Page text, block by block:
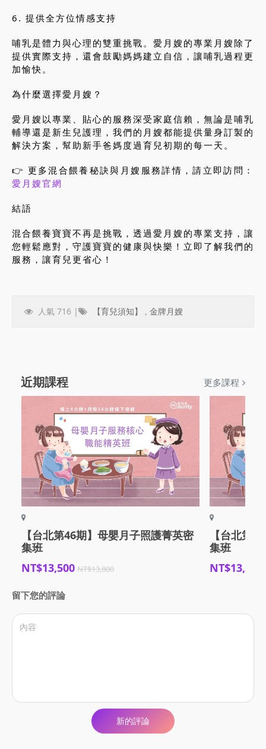
6. 提供全方位情感支持
哺乳是體力與心理的雙重挑戰。愛月嫂的專業月嫂除了
提供實際支持，還會鼓勵媽媽建立自信，讓哺乳過程更
加愉快。
為什麼選擇愛月嫂？
愛月嫂以專業、貼心的服務深受家庭信賴，無論是哺乳
輔導還是新生兒護理，我們的月嫂都能提供量身訂製的
解決方案，幫助新手爸媽度過育兒初期的每一天。
👉 更多混合餵養秘訣與月嫂服務詳情，請立即訪問：
愛月嫂官網
結語
混合餵養寶寶不再是挑戰，透過愛月嫂的專業支持，讓
您輕鬆應對，守護寶寶的健康與快樂！立即了解我們的
服務，讓育兒更省心！
人氣 716 | 【育兒須知】 , 金牌月嫂
近期課程 更多課程
【台北第46期】母嬰月子照護菁英密
集班
NT$13,500 NT$13,800
【台北第
集班
NT$13,500
留下您的評論